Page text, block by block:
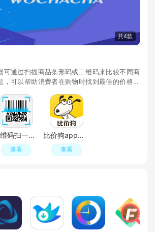
共4款
可通过扫描商品条形码或二维码来比较不同商
，可以帮助消费者在购物时找到最佳的价格和
二维码扫一扫比价软件免费版
查看
比价狗app比价神器
查看